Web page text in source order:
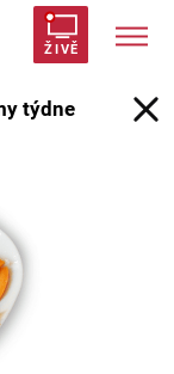
ŽIVĚ
AYTO?
týdne